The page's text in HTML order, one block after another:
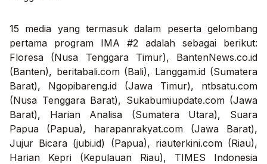
15 media yang termasuk dalam peserta gelombang
pertama program IMA #2 adalah sebagai berikut:
Floresa (Nusa Tenggara Timur), BantenNews.co.id
(Banten), beritabali.com (Bali), Langgam.id (Sumatera
Barat), Ngopibareng.id (Jawa Timur), ntbsatu.com
(Nusa Tenggara Barat), Sukabumiupdate.com (Jawa
Barat), Harian Analisa (Sumatera Utara), Suara
Papua (Papua), harapanrakyat.com (Jawa Barat),
Jujur Bicara (jubi.id) (Papua), riauterkini.com (Riau),
Harian Kepri (Kepulauan Riau), TIMES Indonesia